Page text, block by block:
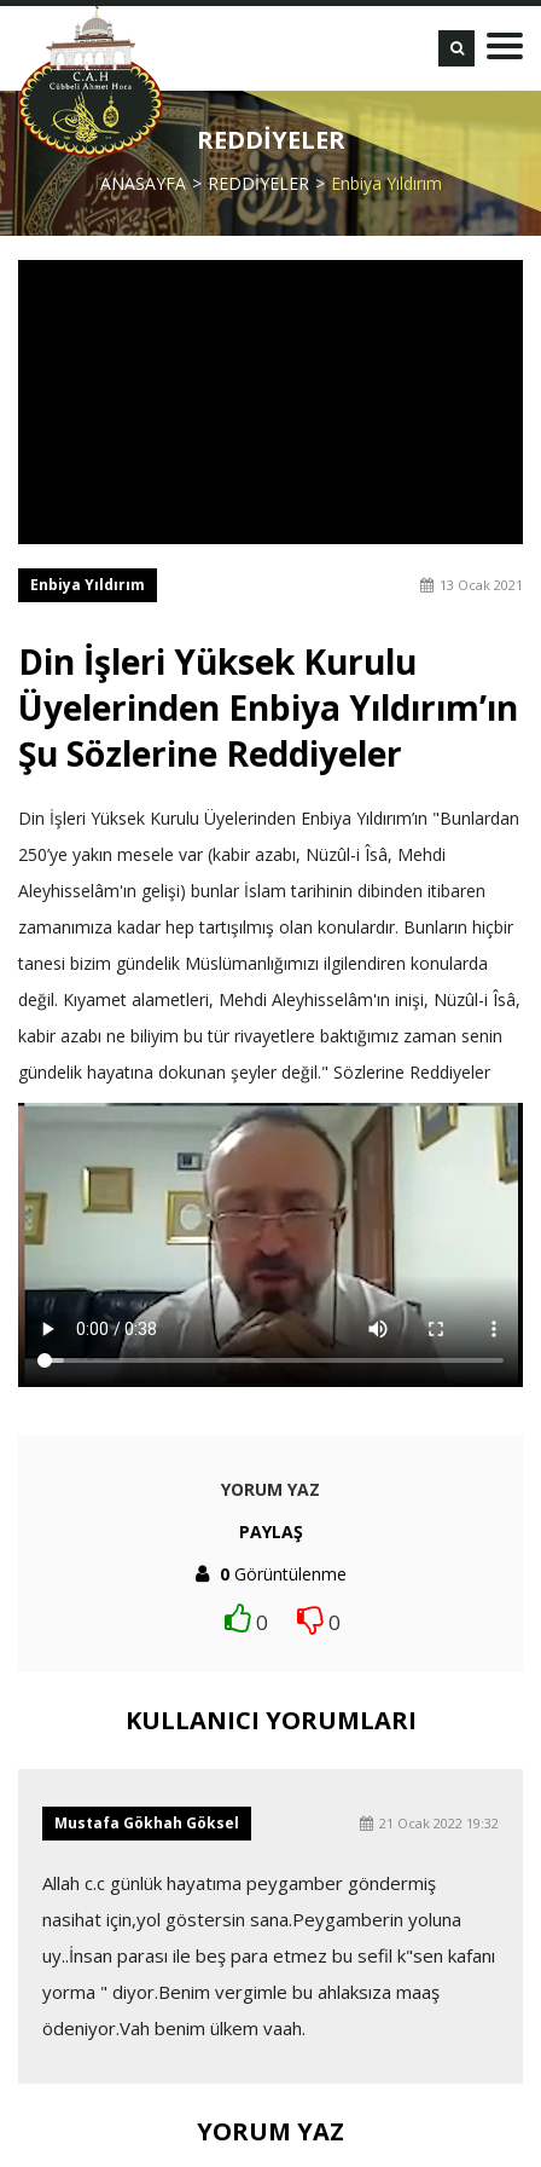
REDDİYELER
ANASAYFA REDDİYELER Enbiya Yıldırım
Enbiya Yıldırım 13 Ocak 2021
Din İşleri Yüksek Kurulu
Üyelerinden Enbiya Yıldırım’ın
Şu Sözlerine Reddiyeler
Din İşleri Yüksek Kurulu Üyelerinden Enbiya Yıldırım’ın "Bunlardan
250’ye yakın mesele var (kabir azabı, Nüzûl-i Îsâ, Mehdi
Aleyhisselâm'ın gelişi) bunlar İslam tarihinin dibinden itibaren
zamanımıza kadar hep tartışılmış olan konulardır. Bunların hiçbir
tanesi bizim gündelik Müslümanlığımızı ilgilendiren konularda
değil. Kıyamet alametleri, Mehdi Aleyhisselâm'ın inişi, Nüzûl-i Îsâ,
kabir azabı ne biliyim bu tür rivayetlere baktığımız zaman senin
gündelik hayatına dokunan şeyler değil." Sözlerine Reddiyeler
YORUM YAZ
PAYLAŞ
0Görüntülenme
0 0
KULLANICI YORUMLARI
Mustafa Gökhah Göksel 21 Ocak 2022 19:32
Allah c.c günlük hayatıma peygamber göndermiş
nasihat için,yol göstersin sana.Peygamberin yoluna
uy..İnsan parası ile beş para etmez bu sefil k"sen kafanı
yorma " diyor.Benim vergimle bu ahlaksıza maaş
ödeniyor.Vah benim ülkem vaah.
YORUM YAZ